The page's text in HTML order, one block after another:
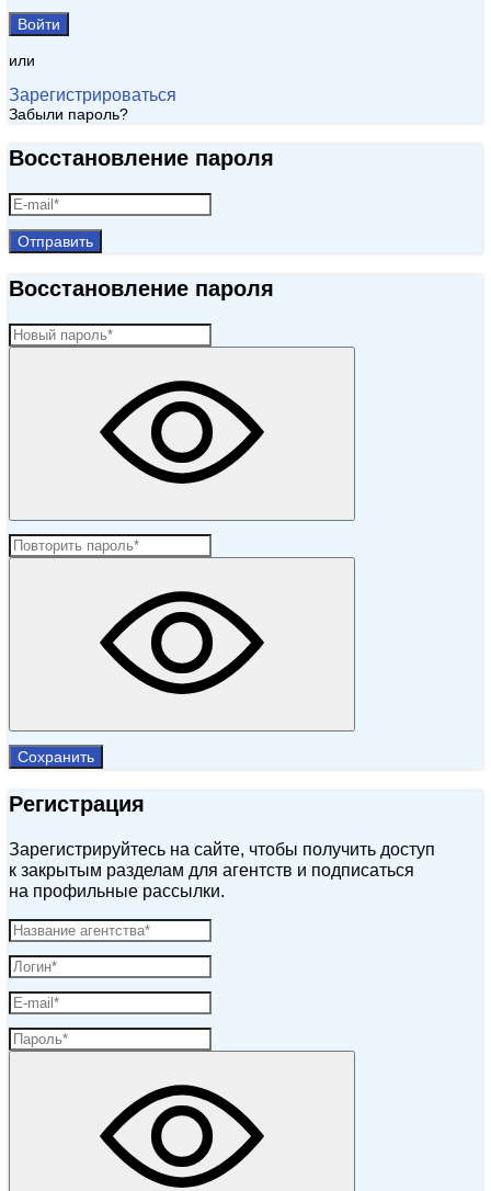
Войти
или
Зарегистрироваться
Забыли пароль?
Восстановление пароля
Отправить
Восстановление пароля
Сохранить
Регистрация
Зарегистрируйтесь на сайте, чтобы получить доступ
к закрытым разделам для агентств и подписаться
на профильные рассылки.